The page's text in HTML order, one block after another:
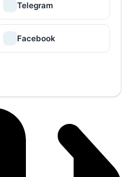
Telegram
Facebook